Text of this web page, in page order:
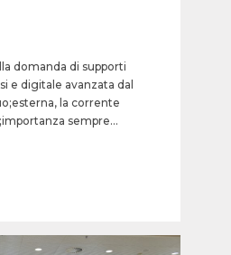
domanda di supporti
e digitale avanzata dal
la corrente
sempre
ambientale e quindi
di un piano di